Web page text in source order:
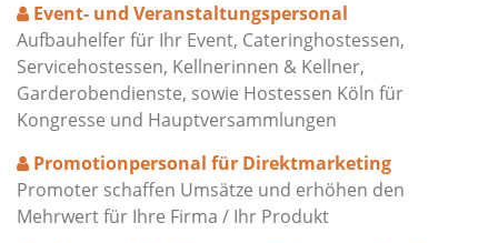
Event- und Veranstaltungspersonal
Aufbauhelfer für Ihr Event, Cateringhostessen,
Servicehostessen, Kellnerinnen & Kellner,
Garderobendienste, sowie Hostessen Köln für
Kongresse und Hauptversammlungen
Promotionpersonal für Direktmarketing
Promoter schaffen Umsätze und erhöhen den
Mehrwert für Ihre Firma / Ihr Produkt